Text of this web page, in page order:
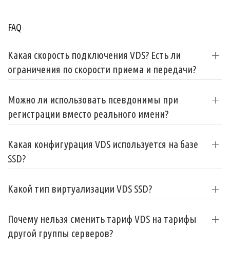
FAQ
Какая скорость подключения VDS? Есть ли
ограничения по скорости приема и передачи?
Можно ли использовать псевдонимы при
регистрации вместо реального имени?
Какая конфигурация VDS используется на базе
SSD?
Какой тип виртуализации VDS SSD?
Почему нельзя сменить тариф VDS на тарифы
другой группы серверов?